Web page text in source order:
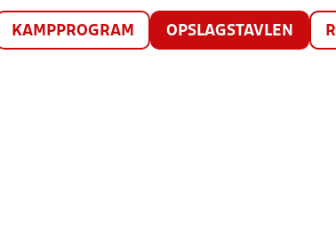
KAMPPROGRAM OPSLAGSTAVLEN